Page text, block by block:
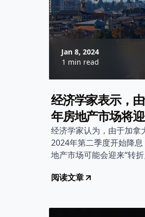
Jan 8, 2024
1 min read
经济学家表示，
年房地产市场将
经济学家认为，由于加拿
2024年第二季度开始降
地产市场可能会迎来“转折
阅读文章